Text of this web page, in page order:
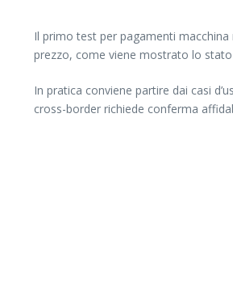
Il primo test per pagamenti macchina
prezzo, come viene mostrato lo
In pratica conviene partire dai casi
cross-border richiede conferma